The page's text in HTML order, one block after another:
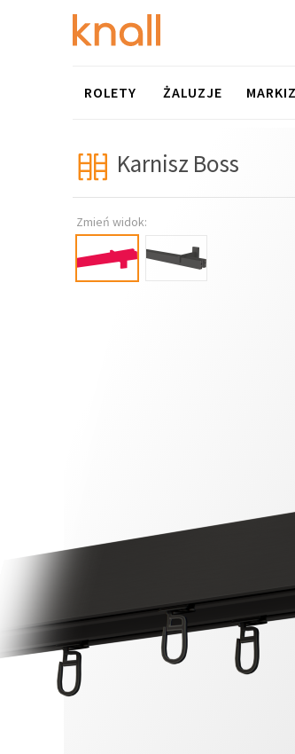
ROLETY ŻALUZJE
Karnisz Boss
Zmień widok: